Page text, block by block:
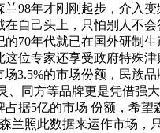
98年才刚刚起步，介入
自己头上，只怕别人不
70年代就已在国外研制
位专家还享受政府特殊
3.5%的市场份额，民族
、同方等品牌更是凭借强
据5亿的市场 份额，希
兰照此数据来运作市场，